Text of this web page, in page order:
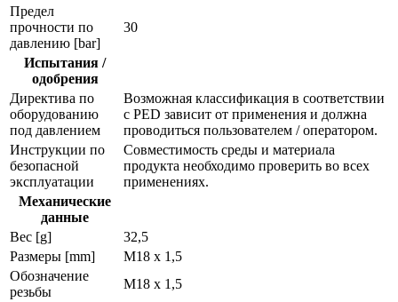
Предел
прочности по
давлению [bar]
30
Испытания /
одобрения
Директива по
оборудованию
под давлением
Возможная классификация в соответствии
с PED зависит от применения и должна
проводиться пользователем / оператором.
Инструкции по
безопасной
эксплуатации
Совместимость среды и материала
продукта необходимо проверить во всех
применениях.
Механические
данные
Вес [g]
32,5
Размеры [mm]
M18 x 1,5
Обозначение
резьбы
M18 x 1,5